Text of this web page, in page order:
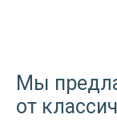
Мы
от